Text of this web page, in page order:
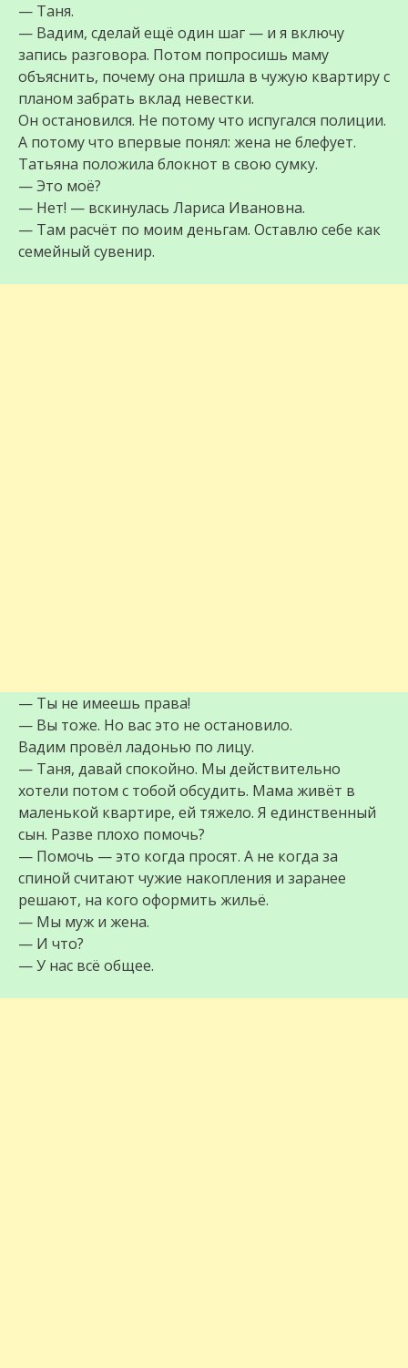
— Таня.
— Вадим, сделай ещё один шаг — и я включу
запись разговора. Потом попросишь маму
объяснить, почему она пришла в чужую квартиру с
планом забрать вклад невестки.
Он остановился. Не потому что испугался полиции.
А потому что впервые понял: жена не блефует.
Татьяна положила блокнот в свою сумку.
— Это моё?
— Нет! — вскинулась Лариса Ивановна.
— Там расчёт по моим деньгам. Оставлю себе как
семейный сувенир.
— Ты не имеешь права!
— Вы тоже. Но вас это не остановило.
Вадим провёл ладонью по лицу.
— Таня, давай спокойно. Мы действительно
хотели потом с тобой обсудить. Мама живёт в
маленькой квартире, ей тяжело. Я единственный
сын. Разве плохо помочь?
— Помочь — это когда просят. А не когда за
спиной считают чужие накопления и заранее
решают, на кого оформить жильё.
— Мы муж и жена.
— И что?
— У нас всё общее.